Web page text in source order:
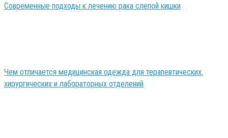
Современные подходы к лечению рака слепой кишки
Чем отличается медицинская одежда для терапевтических,
хирургических и лабораторных отделений